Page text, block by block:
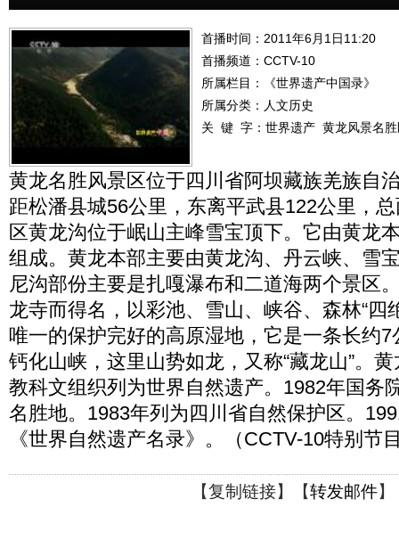
首播时间：2011年6月1日11:20
首播频道： CCTV-10
所属栏目：
《世界遗产中国录》
所属分类：人文历史
关 键 字： 世界遗产 黄龙风景名
黄龙名胜风景区位于四川省阿坝藏族羌族自
距松潘县城56公里，东离平武县122公里，
区黄龙沟位于岷山主峰雪宝顶下。它由黄龙
组成。黄龙本部主要由黄龙沟、丹云峡、雪
尼沟部份主要是扎嘎瀑布和二道海两个景区
龙寺而得名，以彩池、雪山、峡谷、森林“四
唯一的保护完好的高原湿地，它是一条长约
钙化山峡，这里山势如龙，又称“藏龙山”。
教科文组织列为世界自然遗产。1982年国务
名胜地。1983年列为四川省自然保护区。
《世界自然遗产名录》。（CCTV-10特别节
【复制链接】【转发邮件】